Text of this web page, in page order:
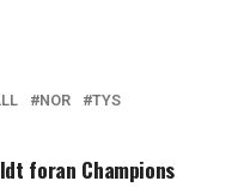
NOR TYS
foran Champions